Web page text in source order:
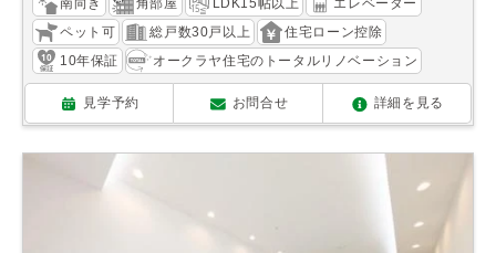
南向き 角部屋 LDK15帖以上
エレベーター
ペット可
総戸数30戸以上
住宅ローン控除
10年保証
オークラヤ住宅のトータルリノベーション
見学予約 お問合せ 詳細を見る